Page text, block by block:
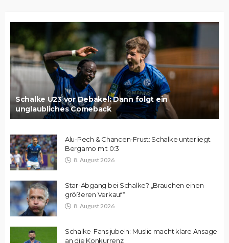
Schalke U23 vor Debakel: Dann folgt ein
unglaubliches Comeback
Alu-Pech & Chancen-Frust: Schalke unterliegt
Bergamo mit 0:3
8. August 2026
Star-Abgang bei Schalke? „Brauchen einen
größeren Verkauf“
8. August 2026
Schalke-Fans jubeln: Muslic macht klare Ansage
an die Konkurrenz